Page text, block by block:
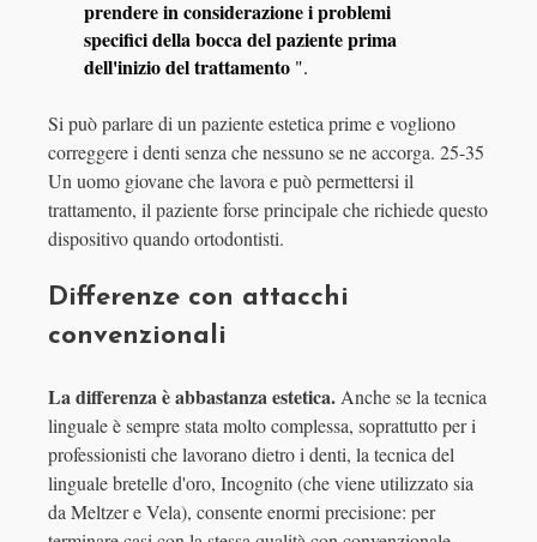
prendere in considerazione i problemi
specifici della bocca del paziente prima
dell'inizio del trattamento ".
Si può parlare di un paziente estetica prime e vogliono
correggere i denti senza che nessuno se ne accorga. 25-35
Un uomo giovane che lavora e può permettersi il
trattamento, il paziente forse principale che richiede questo
dispositivo quando ortodontisti.
Differenze con attacchi
convenzionali
La differenza è abbastanza estetica. Anche se la tecnica
linguale è sempre stata molto complessa, soprattutto per i
professionisti che lavorano dietro i denti, la tecnica del
linguale bretelle d'oro, Incognito (che viene utilizzato sia
da Meltzer e Vela), consente enormi precisione: per